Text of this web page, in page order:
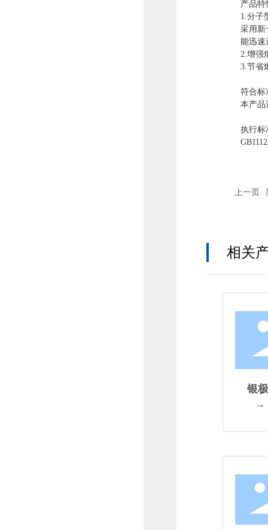
产品特
1.分子
采用新
能迅速
2.增强
3.节省
符合标
本产品
执行标
上一页
相关
银
→